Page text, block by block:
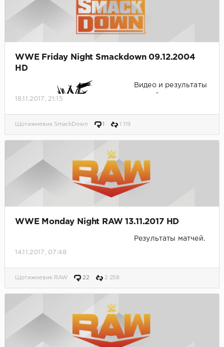
WWE Friday Night Smackdown 09.12.2004
HD
Видео и результаты
18.11.2017, 21:15
Щотижневик SmackDown 1 1 119
WWE Monday Night RAW 13.11.2017 HD
Результаты матчей.
14.11.2017, 07:48
Щотижневик RAW 22 2 258